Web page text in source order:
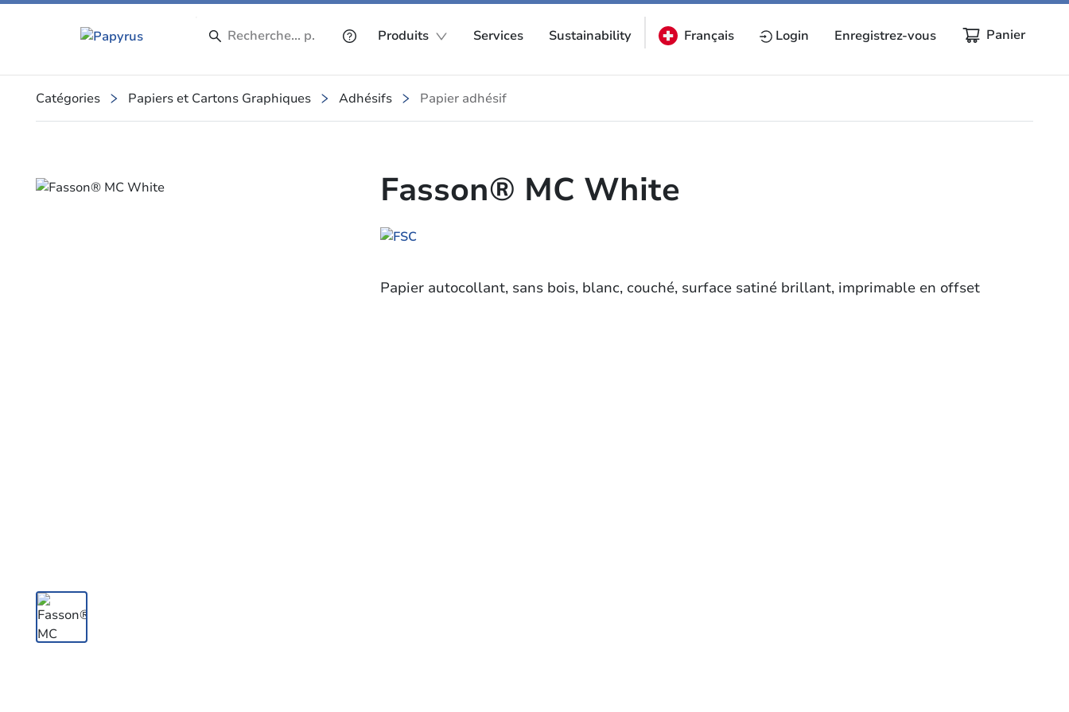
Produits Services Sustainability Français Login Enregistrez-vous Panier
Catégories Papiers et Cartons Graphiques Adhésifs Papier adhésif
Slide 1 of 1 Fasson® MC White
Papier autocollant, sans bois, blanc, couché, surface satiné brillant, imprimable en offset